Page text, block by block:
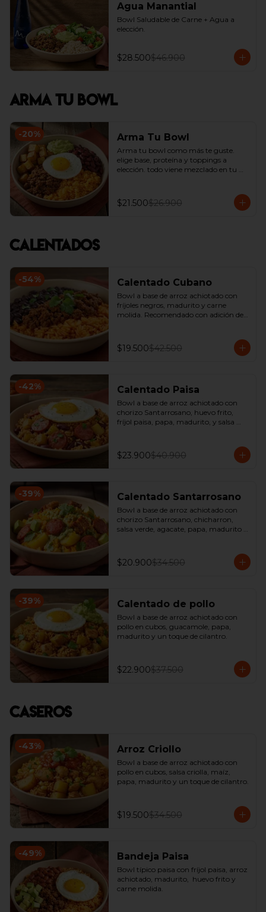
Agua Manantial
Bowl Saludable de Carne + Agua a
elección.
$28.500$46.900
Arma Tu Bowl
-20% Arma Tu Bowl
Arma tu bowl como más te guste.
elige base, proteína y toppings a
elección. todo viene mezclado en tu
$21.500$26.900
Calentados
-54% Calentado Cubano
Bowl a base de arroz achiotado con
fríjoles negros, madurito y carne
molida. Recomendado con adición de
$19.500$42.500
-42% Calentado Paisa
Bowl a base de arroz achiotado con
chorizo Santarrosano, huevo frito,
fríjol paisa, papa, madurito, y salsa
$23.900$40.900
-39% Calentado Santarrosano
Bowl a base de arroz achiotado con
chorizo Santarrosano, chicharron,
salsa verde, agacate, papa, madurito y
$20.900$34.500
-39% Calentado de pollo
Bowl a base de arroz achiotado con
pollo en cubos, guacamole, papa,
madurito y un toque de cilantro.
$22.900$37.500
Caseros
-43% Arroz Criollo
Bowl a base de arroz achiotado con
pollo en cubos, salsa criolla, maíz,
papa, madurito y un toque de cilantro.
$19.500$34.500
-49% Bandeja Paisa
Bowl típico paisa con fríjol paisa, arroz
achiotado, madurito,  huevo frito y
carne molida.